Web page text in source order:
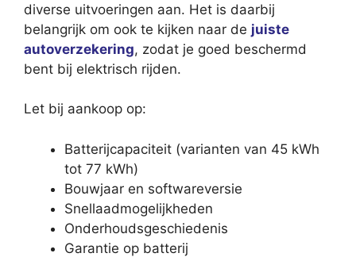
diverse uitvoeringen aan. Het is daarbij
belangrijk om ook te kijken naar de juiste
autoverzekering, zodat je goed beschermd
bent bij elektrisch rijden.
Let bij aankoop op:
Batterijcapaciteit (varianten van 45 kWh
tot 77 kWh)
Bouwjaar en softwareversie
Snellaadmogelijkheden
Onderhoudsgeschiedenis
Garantie op batterij